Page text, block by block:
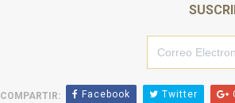
Iniciación al yoga reúne a
Mincomunas impulsa el
Expertos inspeccionan
COMPARTIR: Facebook Twitter